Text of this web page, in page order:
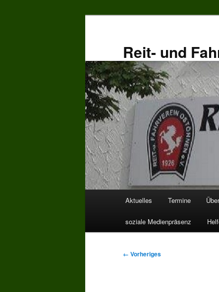
Reit- und
Aktuelles Termine
soziale Medienpräsenz
Bilder-
← Vorheriges